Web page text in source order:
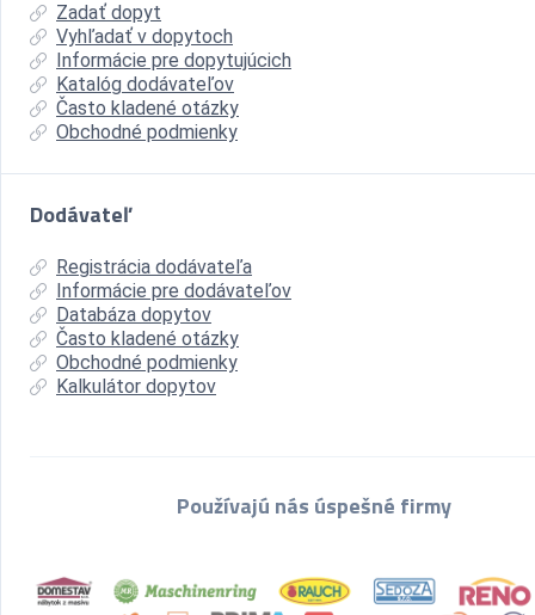
Zadať dopyt
Vyhľadať v dopytoch
Informácie pre dopytujúcich
Katalóg dodávateľov
Často kladené otázky
Obchodné podmienky
Dodávateľ
Registrácia dodávateľa
Informácie pre dodávateľov
Databáza dopytov
Často kladené otázky
Obchodné podmienky
Kalkulátor dopytov
Používajú nás úspešné firmy